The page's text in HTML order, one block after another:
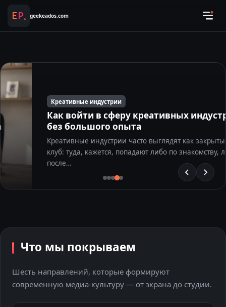
geekeados.com
Креативные индустрии
Как войти в сферу креативных индустрий
без большого опыта
Креативные индустрии часто выглядят как закрытый
клуб: туда, кажется, попадают либо по знакомству, либо
после…
Что мы покрываем
Шесть направлений, которые формируют
современную медиа-культуру — от экрана до студии.